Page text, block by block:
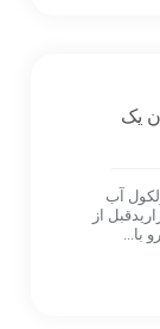
یک
آب
از
با...